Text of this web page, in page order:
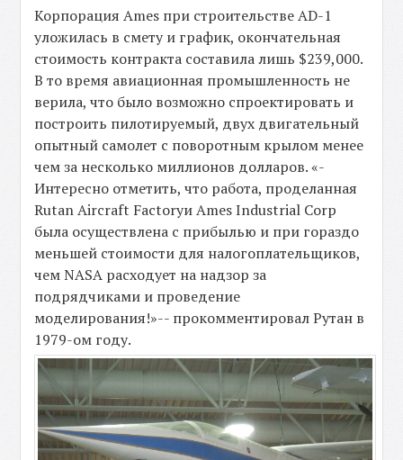
Корпорация Ames при строительстве AD-1
уложилась в смету и график, окончательная
стоимость контракта составила лишь $239,000.
В то время авиационная промышленность не
верила, что было возможно спроектировать и
построить пилотируемый, двух двигательный
опытный самолет с поворотным крылом менее
чем за несколько миллионов долларов. «-
Интересно отметить, что работа, проделанная
Rutan Aircraft Factoryи Ames Industrial Corp
была осуществлена с прибылью и при гораздо
меньшей стоимости для налогоплательщиков,
чем NASA расходует на надзор за
подрядчиками и проведение
моделирования!»-- прокомментировал Рутан в
1979-ом году.